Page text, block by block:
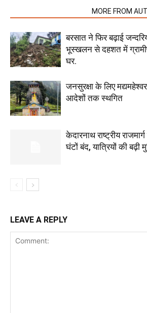
MORE FROM
बरसात ने फिर बढ़ाई
भूस्खलन से दहशत में
घर.
जनसुरक्षा के लिए
आदेशों तक स्थगित
केदारनाथ राष्ट्रीय
घंटों बंद, यात्रियों की बढ़ी
LEAVE A REPLY